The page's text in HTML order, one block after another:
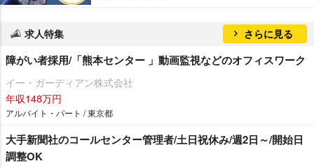
求人特集 さらに見る
障がい者採用/「熊本センター 」動画監視などのオフィスワーク
イー・ガーディアン株式会社
年収148万円
アルバイト・パート / 東京都
大手新聞社のコールセンター管理者/土日祝休み/週2日～/開始日
調整OK